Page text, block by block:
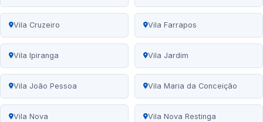
Vila Cruzeiro Vila Farrapos
Vila Ipiranga Vila Jardim
Vila João Pessoa Vila Maria da Conceição
Vila Nova Vila Nova Restinga